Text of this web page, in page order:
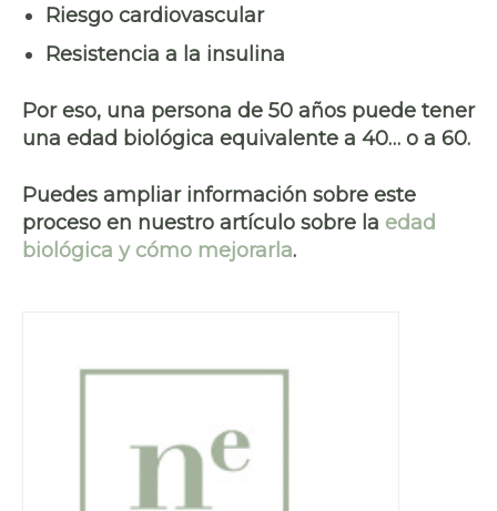
Riesgo cardiovascular
Resistencia a la insulina
Por eso, una persona de 50 años puede tener
una edad biológica equivalente a 40… o a 60.
Puedes ampliar información sobre este
proceso en nuestro artículo sobre la edad
biológica y cómo mejorarla.